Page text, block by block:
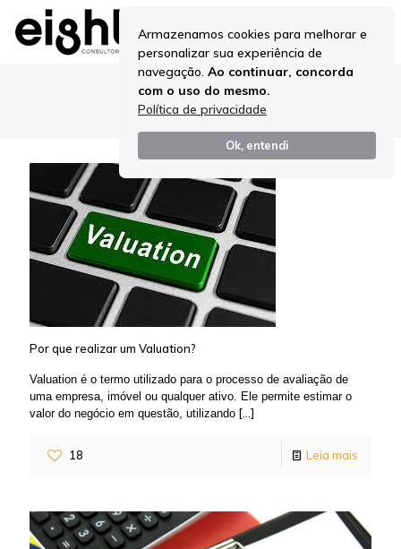
Armazenamos cookies para melhorar e
personalizar sua experiência de
navegação. Ao continuar, concorda
com o uso do mesmo.
Política de privacidade
Ok, entendi
car valuation
Por que realizar um Valuation?
Valuation é o termo utilizado para o processo de avaliação de
uma empresa, imóvel ou qualquer ativo. Ele permite estimar o
valor do negócio em questão, utilizando […]
18 Leia mais